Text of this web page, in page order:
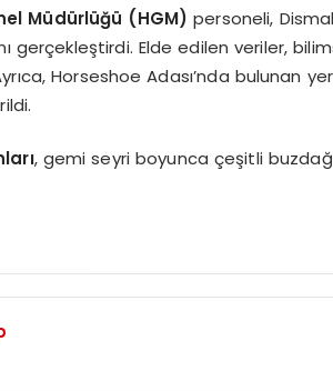
Müdürlüğü (HGM) personeli,
gerçekleştirdi. Elde edilen veriler,
Horseshoe Adası’nda bulunan
, gemi seyri boyunca çeşitli